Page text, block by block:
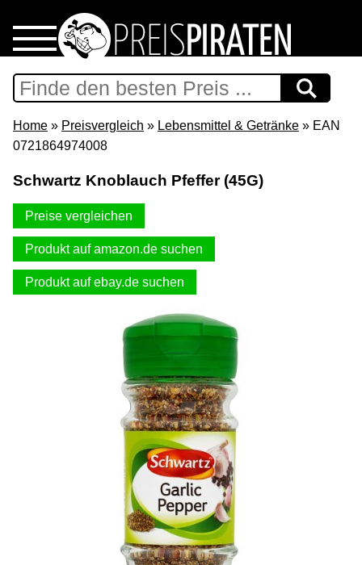
Home
Download
Support & Newsletter
Presse
Datenschutz
Impressum
Home » Preisvergleich » Lebensmittel & Getränke » EAN
0721864974008
Schwartz Knoblauch Pfeffer (45G)
Preise vergleichen
Produkt auf amazon.de suchen
Produkt auf ebay.de suchen